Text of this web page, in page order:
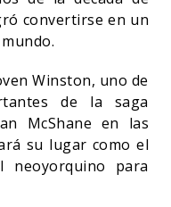
convertirse en un
Winston, uno de
de la saga
McShane en las
su lugar como el
neoyorquino para